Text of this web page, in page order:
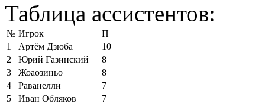
Таблица ассистентов:
№ Игрок
П
1
Артём Дзюба
10
2
Юрий Газинский
8
3
Жоаозиньо
8
4
Раванелли
7
5
Иван Обляков
7